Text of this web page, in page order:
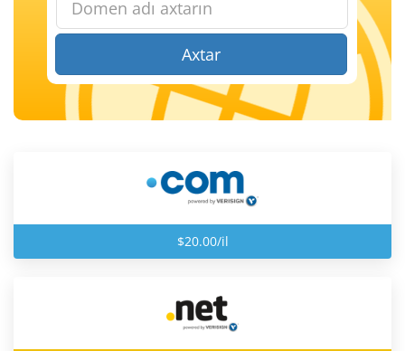
Axtar
$20.00/il